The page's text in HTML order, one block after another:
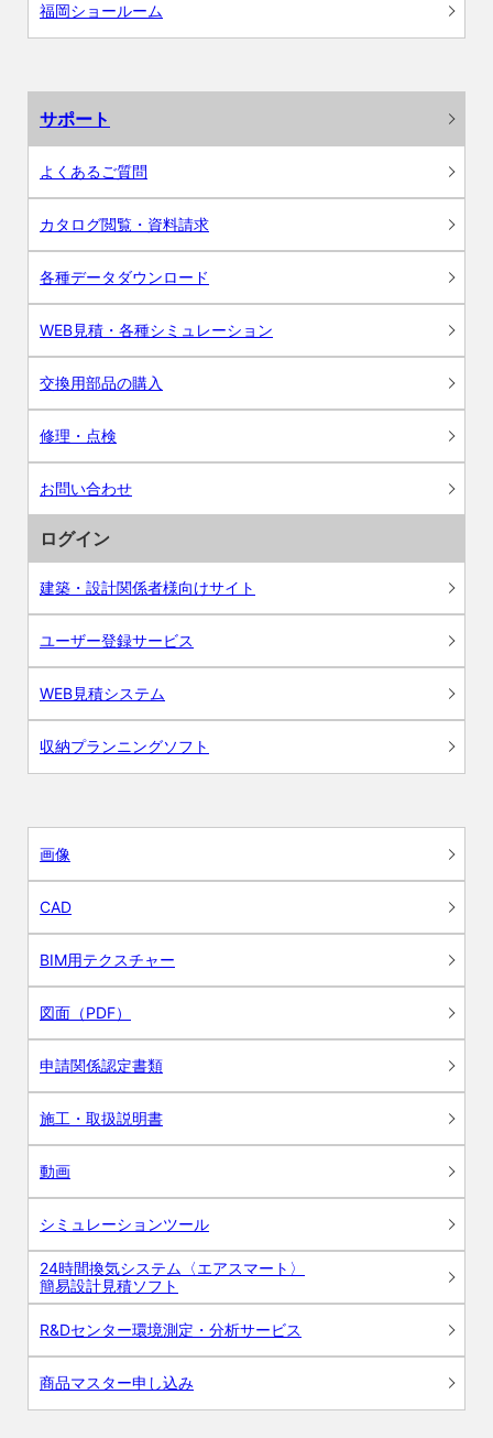
福岡ショールーム
サポート
よくあるご質問
カタログ閲覧・資料請求
各種データダウンロード
WEB見積・各種シミュレーション
交換用部品の購入
修理・点検
お問い合わせ
ログイン
建築・設計関係者様向けサイト
ユーザー登録サービス
WEB見積システム
収納プランニングソフト
画像
CAD
BIM用テクスチャー
図面（PDF）
申請関係認定書類
施工・取扱説明書
動画
シミュレーションツール
24時間換気システム〈エアスマート〉
簡易設計見積ソフト
R&Dセンター環境測定・分析サービス
商品マスター申し込み